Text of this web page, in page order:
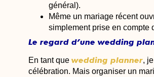
général).
Même un mariage récent
simplement prise en compte
Le regard d’une wedding
En tant que wedding planner,
célébration. Mais organiser un